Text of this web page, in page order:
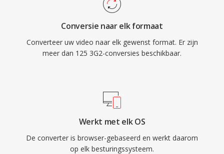
Conversie naar elk formaat
Converteer uw video naar elk gewenst format. Er zijn
meer dan 125 3G2-conversies beschikbaar.
Werkt met elk OS
De converter is browser-gebaseerd en werkt daarom
op elk besturingssysteem.